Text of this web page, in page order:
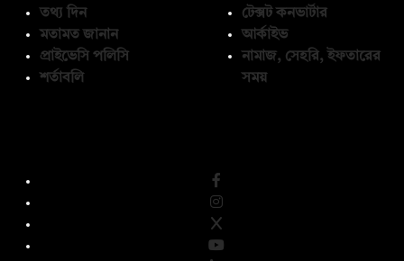
তথ্য দিন
মতামত জানান
প্রাইভেসি পলিসি
শর্তাবলি
টেক্সট কনভার্টার
আর্কাইভ
নামাজ, সেহরি, ইফতারের
সময়